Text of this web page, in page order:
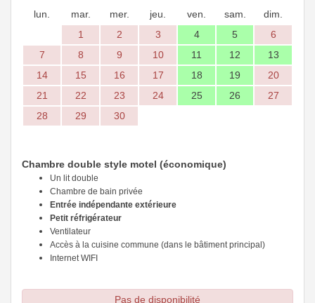
lun.
mar. mer. jeu. ven. sam.
dim.
1
2 3 4 5
6
7
8 9 10 11 12
13
14
15 16 17 18 19
20
21
22 23 24 25 26
27
28
29 30
Chambre double style motel (économique)
Un lit double
Chambre de bain privée
Entrée indépendante extérieure
Petit réfrigérateur
Ventilateur
Accès à la cuisine commune (dans le bâtiment principal)
Internet WIFI
Pas de disponibilité